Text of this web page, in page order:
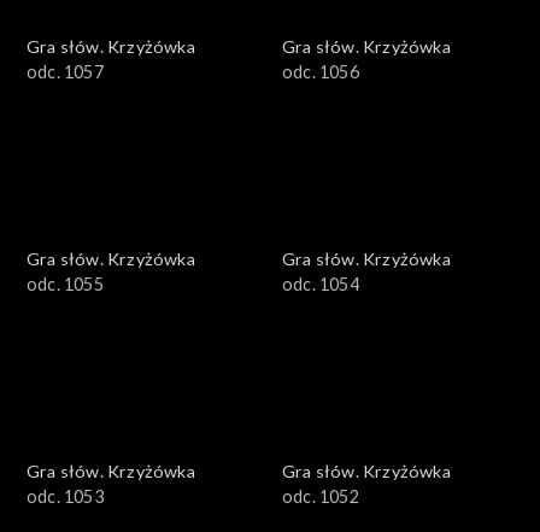
Gra słów. Krzyżówka
odc. 1057
Gra słów. Krzyżówka
odc. 1056
Gra słów. Krzyżówka
odc. 1055
Gra słów. Krzyżówka
odc. 1054
Gra słów. Krzyżówka
odc. 1053
Gra słów. Krzyżówka
odc. 1052